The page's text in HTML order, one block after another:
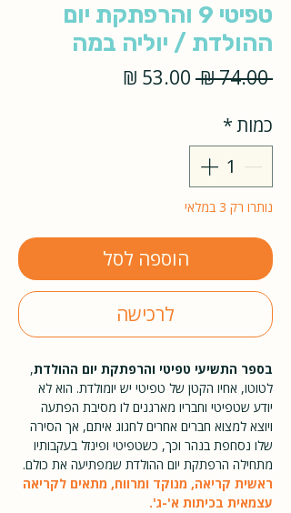
טפיטי 9 והרפתקת יום
ההולדת / יוליה במה
‏74.00 ‏₪
מחיר
כמות*
נותרו רק 3 במלאי
הוספה לסל
לרכישה
בספר התשיעי טפיטי והרפתקת יום ההולדת,
לטוטו, אחיו הקטן של טפיטי יש יומולדת. הוא לא
יודע שטפיטי וחבריו מארגנים לו מסיבת הפתעה
ויוצא למצוא חברים אחרים לחגוג איתם, אך הסירה
שלו נסחפת בנהר וכך, כשטפיטי ופינזל בעקבותיו
מתחילה הרפתקת יום ההולדת שמפתיעה את כולם.
ראשית קריאה, מנוקד ומרווח, מתאים לקריאה
עצמאית בכיתות א'-ג'.